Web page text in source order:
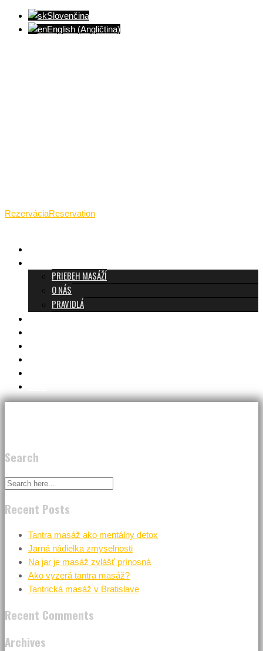
Slovenčina
English (Angličtina)
RezerváciaReservation
PRIEBEH MASÁŽÍ
O NÁS
PRAVIDLÁ
Search
Recent Posts
Tantra masáž ako mentálny detox
Jarná nádielka zmyselnosti
Na jar je masáž zvlášť prínosná
Ako vyzerá tantra masáž?
Tantrická masáž v Bratislave
Recent Comments
Archives